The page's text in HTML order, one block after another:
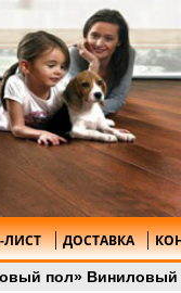
ЛИСТ ДОСТАВКА
пол» Виниловый